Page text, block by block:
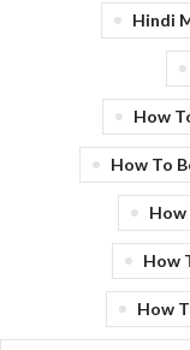
Hindi
How
How To
How
How
How